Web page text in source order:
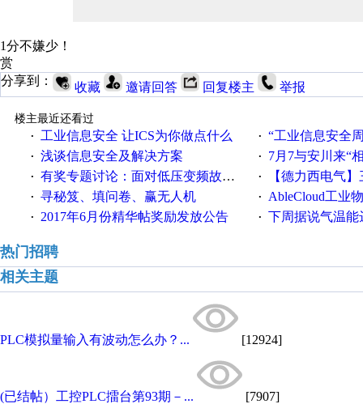
1分不嫌少！
赏
分享到：
收藏 邀请回答 回复楼主 举报
楼主最近还看过
·
工业信息安全 让ICS为你做点什么 · “工业信息安全周之我见”
· 浅谈信息安全及解决方案 · 7月7与安川来“
· 有奖专题讨论：面对低压变频故障，老手是这样解决的！ · 【德力西电气】三
· 寻秘笈、填问卷、赢无人机 · AbleCloud工业物联
· 2017年6月份精华帖奖励发放公告 · 下周据说气温能
热门招聘
相关主题
PLC模拟量输入有波动怎么办？... [12924]
(已结帖）工控PLC擂台第93期－... [7907]